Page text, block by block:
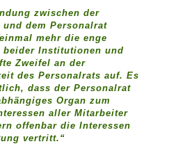
zwischen der
dem Personalrat
mehr die enge
beider Institutionen und
Zweifel an der
des Personalrats auf. Es
dass der Personalrat
Organ zum
aller Mitarbeiter
offenbar die Interessen
vertritt.“